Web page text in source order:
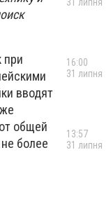
при
вводят
общей
более
16:00
31 липня
13:57
31 липня